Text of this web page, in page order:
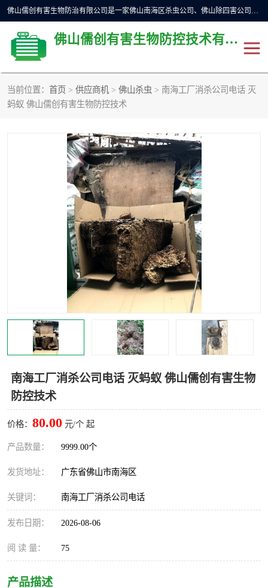
佛山儒创有害生物防治有限公司是一家佛山南海区杀虫公司、佛山除四害公司、佛山灭白蚁公司、佛山白蚁防治公司，让您远离虫害困扰。要问佛山白蚁防治哪家好？佛山儒创有害生物防治有限公司全佛山、广州，正规公司，上门勘查，可靠，售后有保障。
佛山儒创有害生物防控技术有限公司
当前位置： 首页 > 供应商机 > 佛山杀虫 > 南海工厂消杀公司电话 灭
蚂蚁 佛山儒创有害生物防控技术
南海工厂消杀公司电话 灭蚂蚁 佛山儒创有害生物
防控技术
价格： 80.00 元/个 起
产品数量： 9999.00个
发货地址： 广东省佛山市南海区
关键词： 南海工厂消杀公司电话
发布日期： 2026-08-06
阅 读 量： 75
产品描述
除四害公司
佛山白蚁防治公司
佛山灭白蚁公司 佛山杀虫公司
佛山除四害公司 灭鼠
消杀
灭跳蚤
灭蟑螂
害虫防治